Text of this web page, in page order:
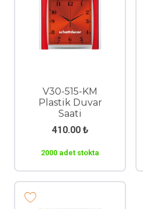
V30-515-KM
Plastik Duvar
Saati
410.00 ₺
2000 adet stokta